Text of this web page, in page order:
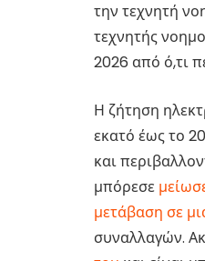
την τεχνητή
τεχνητής
2026 από ό,τι
Η ζήτηση
εκατό έως το
και
μπόρεσε
μετάβαση σε
συναλλαγών.